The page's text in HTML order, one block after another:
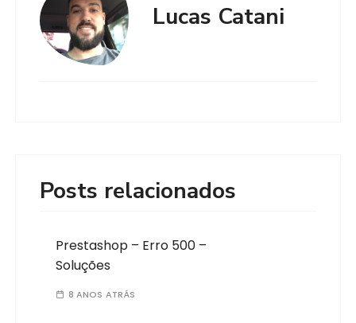
Lucas Catani
Posts relacionados
Prestashop – Erro 500 –
Soluções
8 ANOS ATRÁS